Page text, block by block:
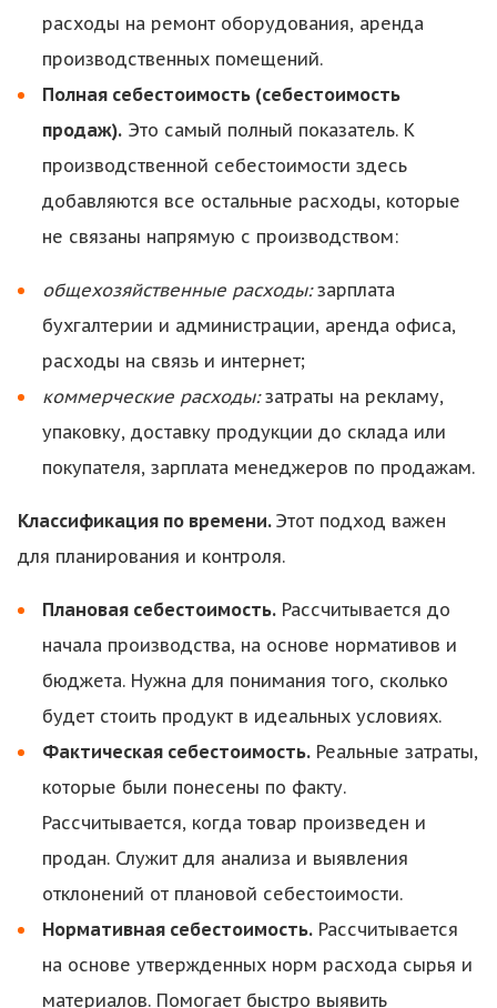
расходы на ремонт оборудования, аренда
производственных помещений.
Полная себестоимость (себестоимость
продаж). Это самый полный показатель. К
производственной себестоимости здесь
добавляются все остальные расходы, которые
не связаны напрямую с производством:
общехозяйственные расходы:зарплата
бухгалтерии и администрации, аренда офиса,
расходы на связь и интернет;
коммерческие расходы:затраты на рекламу,
упаковку, доставку продукции до склада или
покупателя, зарплата менеджеров по продажам.
Классификация по времени. Этот подход важен
для планирования и контроля.
Плановая себестоимость. Рассчитывается до
начала производства, на основе нормативов и
бюджета. Нужна для понимания того, сколько
будет стоить продукт в идеальных условиях.
Фактическая себестоимость. Реальные затраты,
которые были понесены по факту.
Рассчитывается, когда товар произведен и
продан. Служит для анализа и выявления
отклонений от плановой себестоимости.
Нормативная себестоимость. Рассчитывается
на основе утвержденных норм расхода сырья и
материалов. Помогает быстро выявить